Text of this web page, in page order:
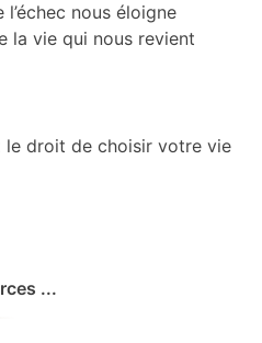
l’échec nous éloigne
la vie qui nous revient
le droit de choisir votre vie
...